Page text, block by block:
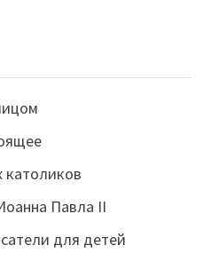
католиков
Павла II
для детей